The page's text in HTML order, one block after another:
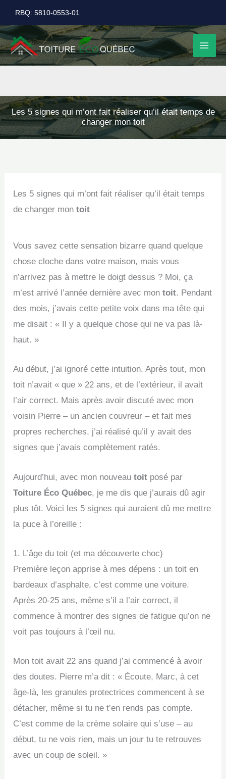
au
contenu
RBQ: 5810-0553-01
Les 5 signes qui m’ont fait réaliser qu’il était temps de
changer mon toit
Les 5 signes qui m’ont fait réaliser qu’il était temps
de changer montoit
Vous savez cette sensation bizarre quand quelque
chose cloche dans votre maison, mais vous
n’arrivez pas à mettre le doigt dessus ? Moi, ça
m’est arrivé l’année dernière avec montoit. Pendant
des mois, j’avais cette petite voix dans ma tête qui
me disait : « Il y a quelque chose qui ne va pas là-
haut. »
Au début, j’ai ignoré cette intuition. Après tout, mon
toit n’avait « que » 22 ans, et de l’extérieur, il avait
l’air correct. Mais après avoir discuté avec mon
voisin Pierre – un ancien couvreur – et fait mes
propres recherches, j’ai réalisé qu’il y avait des
signes que j’avais complètement ratés.
Aujourd’hui, avec mon nouveautoit posé par
Toiture Éco Québec, je me dis que j’aurais dû agir
plus tôt. Voici les 5 signes qui auraient dû me mettre
la puce à l’oreille :
1. L’âge du toit (et ma découverte choc)
Première leçon apprise à mes dépens : un toit en
bardeaux d’asphalte, c’est comme une voiture.
Après 20-25 ans, même s’il a l’air correct, il
commence à montrer des signes de fatigue qu’on ne
voit pas toujours à l’œil nu.
Mon toit avait 22 ans quand j’ai commencé à avoir
des doutes. Pierre m’a dit : « Écoute, Marc, à cet
âge-là, les granules protectrices commencent à se
détacher, même si tu ne t’en rends pas compte.
C’est comme de la crème solaire qui s’use – au
début, tu ne vois rien, mais un jour tu te retrouves
avec un coup de soleil. »